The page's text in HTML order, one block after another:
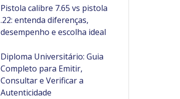
Pistola calibre 7.65 vs pistola
.22: entenda diferenças,
desempenho e escolha ideal
Diploma Universitário: Guia
Completo para Emitir,
Consultar e Verificar a
Autenticidade